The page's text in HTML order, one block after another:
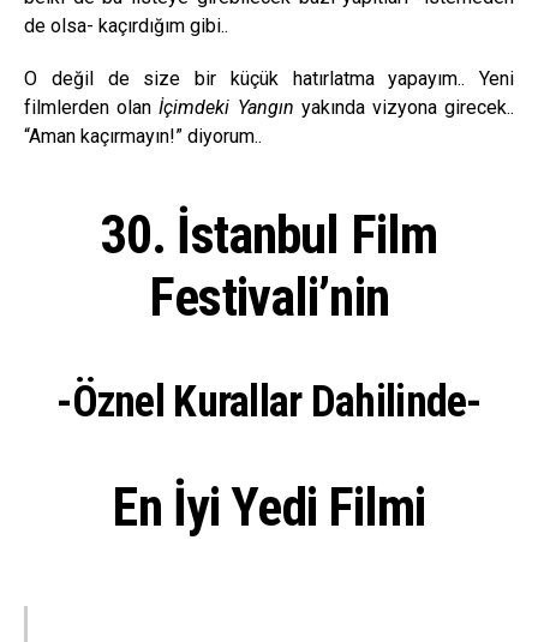
de olsa- kaçırdığım gibi..
O değil de size bir küçük hatırlatma yapayım.. Yeni
filmlerden olanİçimdeki Yangın yakında vizyona girecek..
“Aman kaçırmayın!” diyorum..
30. İstanbul Film
Festivali’nin
-Öznel Kurallar Dahilinde-
En İyi Yedi Filmi